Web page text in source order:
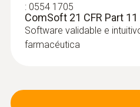
: 0554 1705
ComSoft 21 CFR Part
Software validable e
farmacéutica